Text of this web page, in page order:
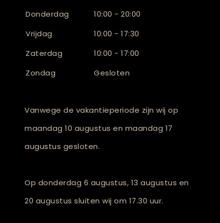
Donderdag
10:00 - 20:00
Vrijdag
10:00 - 17:30
Zaterdag
10:00 - 17:00
Zondag
Gesloten
Vanwege de vakantieperiode zijn wij op
maandag 10 augustus en maandag 17
augustus gesloten.
Op donderdag 6 augustus, 13 augustus en
20 augustus sluiten wij om 17.30 uur.